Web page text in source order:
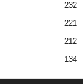
232
221
212
134